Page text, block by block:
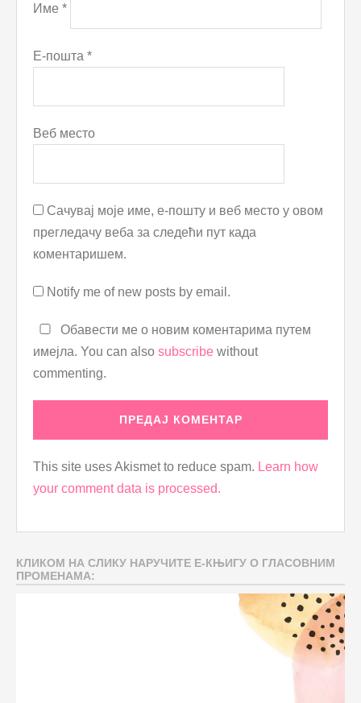
Име *
Е-пошта *
Веб место
Сачувај моје име, е-пошту и веб место у овом
прегледачу веба за следећи пут када
коментаришем.
Notify me of new posts by email.
Обавести ме о новим коментарима путем
имејла. You can also subscribe without
commenting.
This site uses Akismet to reduce spam. Learn how
your comment data is processed.
КЛИКОМ НА СЛИКУ НАРУЧИТЕ Е-КЊИГУ О ГЛАСОВНИМ
ПРОМЕНАМА: